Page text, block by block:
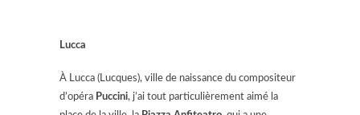
Lucca
À Lucca (Lucques), ville de naissance du compositeur
d’opéra Puccini, j’ai tout particulièrement aimé la